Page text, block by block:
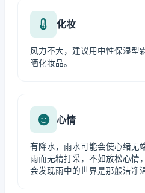
化妆
风力不大，建议用中性保湿型
晒化妆品。
心情
有降水，雨水可能会使心绪无
雨而无精打采，不如放松心情
会发现雨中的世界是那般洁净